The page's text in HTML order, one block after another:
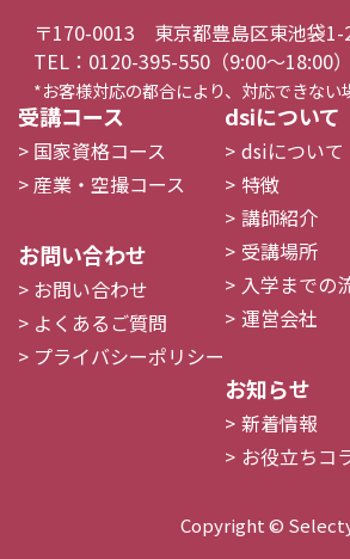
〒170-0013 東京都豊島区東池袋1-
TEL：0120-395-550（9:00〜18:00）
*お客様対応の都合により、対応できない
受講コース
国家資格コース
産業・空撮コース
お問い合わせ
お問い合わせ
よくあるご質問
プライバシーポリシー
dsiについて
dsiについて
特徴
講師紹介
受講場所
入学までの
運営会社
お知らせ
新着情報
お役立ちコ
Copyright ©︎